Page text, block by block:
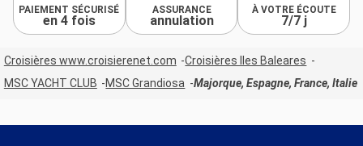
PAIEMENT SÉCURISÉ
en 4 fois
ASSURANCE
annulation
À VOTRE ÉCOUTE
7/7 j
Croisières www.croisierenet.com
Croisières Iles Baleares
MSC YACHT CLUB
MSC Grandiosa Majorque, Espagne, France, Italie